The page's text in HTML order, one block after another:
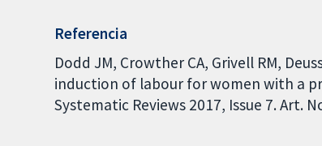
Referencia
Dodd JM, Crowther CA, Grivell RM,
induction of labour for women with a
Systematic Reviews 2017, Issue 7. Art.